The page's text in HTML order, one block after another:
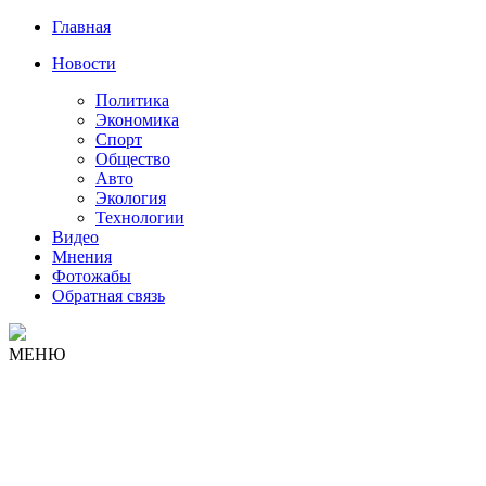
Главная
Новости
Политика
Экономика
Спорт
Общество
Авто
Экология
Технологии
Видео
Мнения
Фотожабы
Обратная связь
МЕНЮ